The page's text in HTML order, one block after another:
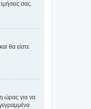
σας.
θα είστε
ώρας για να